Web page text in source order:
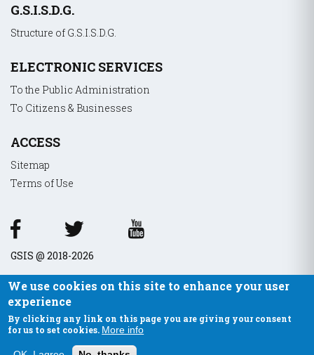
Υποσέλιδο
G.S.I.S.D.G.
Structure of G.S.I.S.D.G.
ELECTRONIC SERVICES
To the Public Administration
To Citizens & Businesses
ACCESS
Sitemap
Terms of Use
GSIS @ 2018-2026
We use cookies on this site to enhance your user
experience
By clicking any link on this page you are giving your consent
for us to set cookies. More info